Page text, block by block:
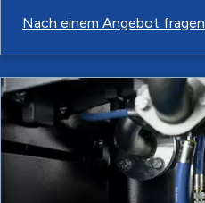
Nach einem Angebot fragen